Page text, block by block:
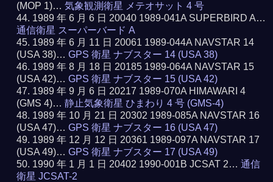
(MOP 1)…気象観測衛星 メテオサット 4 号
1989 年 6 月 6 日 20040 1989-041A SUPERBIRD A…
通信衛星 スーパーバード A
1989 年 6 月 11 日 20061 1989-044A NAVSTAR 14
(USA 38)…GPS 衛星 ナブスター 14 (USA 38)
1989 年 8 月 18 日 20185 1989-064A NAVSTAR 15
(USA 42)…GPS 衛星 ナブスター 15 (USA 42)
1989 年 9 月 6 日 20217 1989-070A HIMAWARI 4
(GMS 4)…静止気象衛星 ひまわり 4 号 (GMS-4)
1989 年 10 月 21 日 20302 1989-085A NAVSTAR 16
(USA 47)…GPS 衛星 ナブスター 16 (USA 47)
1989 年 12 月 12 日 20361 1989-097A NAVSTAR 17
(USA 49)…GPS 衛星 ナブスター 17 (USA 49)
1990 年 1 月 1 日 20402 1990-001B JCSAT 2…通信
衛星 JCSAT-2